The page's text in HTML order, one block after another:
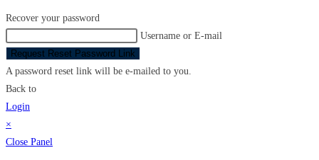
Recover your password
Username or E-mail
Request Reset Password Link
A password reset link will be e-mailed to you.
Back to
Login
×
Close Panel